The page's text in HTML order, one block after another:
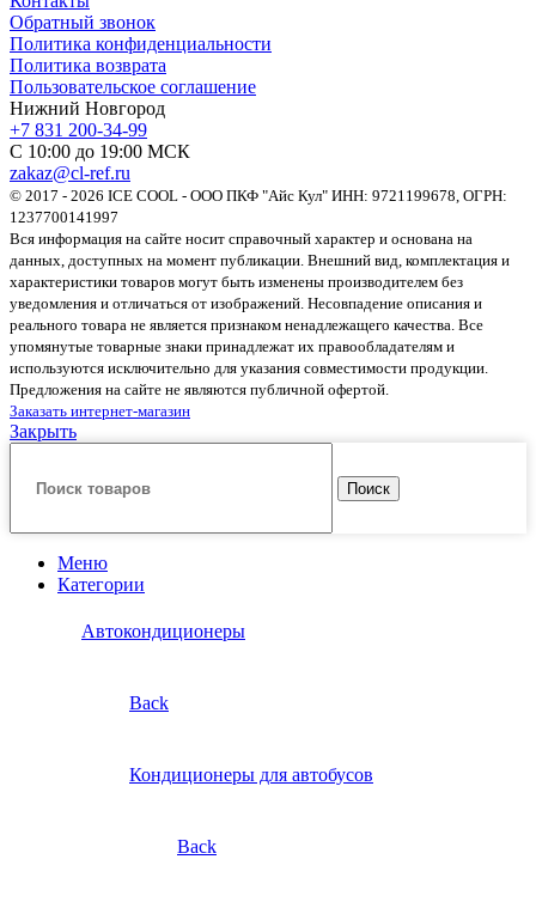
Обратный звонок
Политика конфиденциальности
Политика возврата
Пользовательское соглашение
Нижний Новгород
+7 831 200-34-99
С 10:00 до 19:00 МСК
zakaz@cl-ref.ru
© 2017 - 2026 ICE COOL - ООО ПКФ "Айс Кул" ИНН: 9721199678, ОГРН:
1237700141997
Вся информация на сайте носит справочный характер и основана на
данных, доступных на момент публикации. Внешний вид, комплектация и
характеристики товаров могут быть изменены производителем без
уведомления и отличаться от изображений. Несовпадение описания и
реального товара не является признаком ненадлежащего качества. Все
упомянутые товарные знаки принадлежат их правообладателям и
используются исключительно для указания совместимости продукции.
Предложения на сайте не являются публичной офертой.
Заказать интернет-магазин
Закрыть
Поиск
Меню
Категории
Автокондиционеры
Back
Кондиционеры для автобусов
Back